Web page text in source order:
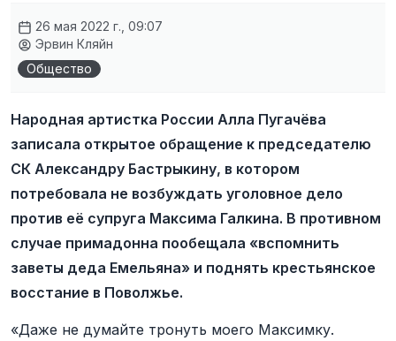
26 мая 2022 г., 09:07
Эрвин Кляйн
Общество
Народная артистка России Алла Пугачёва
записала открытое обращение к председателю
СК Александру Бастрыкину, в котором
потребовала не возбуждать уголовное дело
против её супруга Максима Галкина. В противном
случае примадонна пообещала «вспомнить
заветы деда Емельяна» и поднять крестьянское
восстание в Поволжье.
«Даже не думайте тронуть моего Максимку.